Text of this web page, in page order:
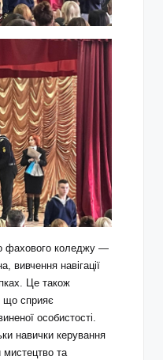
фахового коледжу —
вивчення навігації
Це також
що сприяє
особистості.
навички керування
мистецтво та